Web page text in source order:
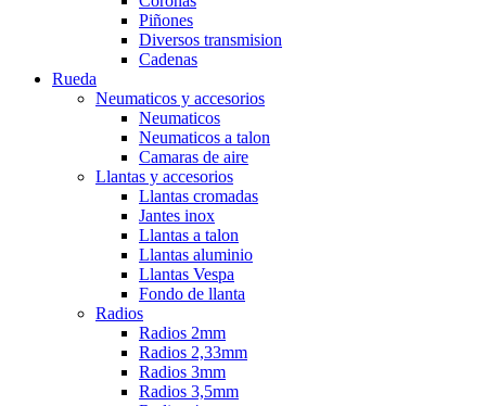
Piñones
Diversos transmision
Cadenas
Rueda
Neumaticos y accesorios
Neumaticos
Neumaticos a talon
Camaras de aire
Llantas y accesorios
Llantas cromadas
Jantes inox
Llantas a talon
Llantas aluminio
Llantas Vespa
Fondo de llanta
Radios
Radios 2mm
Radios 2,33mm
Radios 3mm
Radios 3,5mm